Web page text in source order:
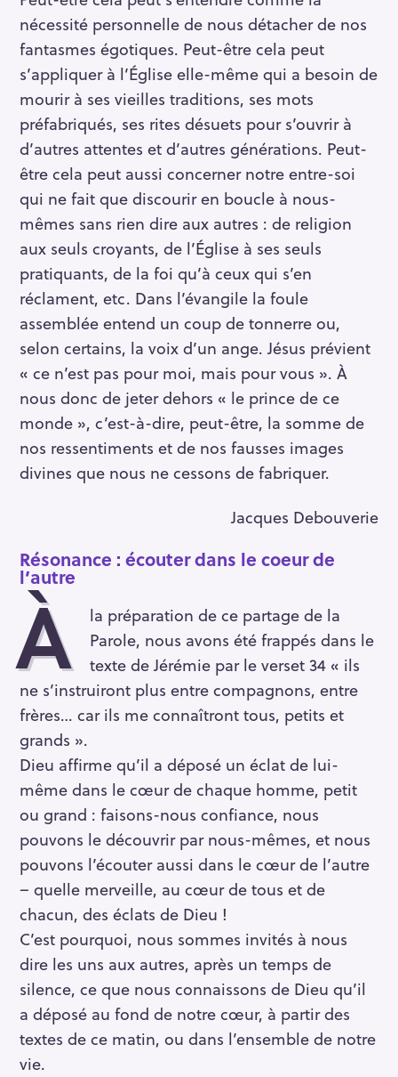
nécessité personnelle de nous détacher de nos
fantasmes égotiques. Peut-être cela peut
s’appliquer à l’Église elle-même qui a besoin de
mourir à ses vieilles traditions, ses mots
préfabriqués, ses rites désuets pour s’ouvrir à
d’autres attentes et d’autres générations. Peut-
être cela peut aussi concerner notre entre-soi
qui ne fait que discourir en boucle à nous-
mêmes sans rien dire aux autres : de religion
aux seuls croyants, de l’Église à ses seuls
pratiquants, de la foi qu’à ceux qui s’en
réclament, etc. Dans l’évangile la foule
assemblée entend un coup de tonnerre ou,
selon certains, la voix d’un ange. Jésus prévient
« ce n’est pas pour moi, mais pour vous ». À
nous donc de jeter dehors « le prince de ce
monde », c’est-à-dire, peut-être, la somme de
nos ressentiments et de nos fausses images
divines que nous ne cessons de fabriquer.
Jacques Debouverie
Résonance : écouter dans le coeur de
l’autre
À
la préparation de ce partage de la
Parole, nous avons été frappés dans le
texte de Jérémie par le verset 34 « ils
ne s’instruiront plus entre compagnons, entre
frères… car ils me connaîtront tous, petits et
grands ».
Dieu affirme qu’il a déposé un éclat de lui-
même dans le cœur de chaque homme, petit
ou grand : faisons-nous confiance, nous
pouvons le découvrir par nous-mêmes, et nous
pouvons l’écouter aussi dans le cœur de l’autre
– quelle merveille, au cœur de tous et de
chacun, des éclats de Dieu !
C’est pourquoi, nous sommes invités à nous
dire les uns aux autres, après un temps de
silence, ce que nous connaissons de Dieu qu’il
a déposé au fond de notre cœur, à partir des
textes de ce matin, ou dans l’ensemble de notre
vie.
c
h
e
r
c
h
e